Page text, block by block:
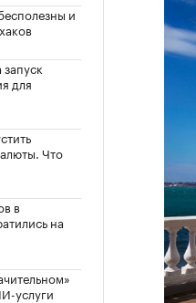
и
для
Что
в
на
услуги